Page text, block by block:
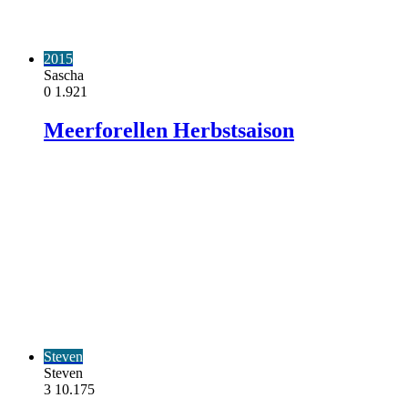
2015
Sascha
0 1.921
Meerforellen Herbstsaison
Steven
Steven
3 10.175